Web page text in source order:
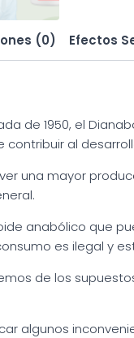
(0) Efectos
de 1950, el
al
una mayor
anabólico que
es ilegal y
de los
algunos